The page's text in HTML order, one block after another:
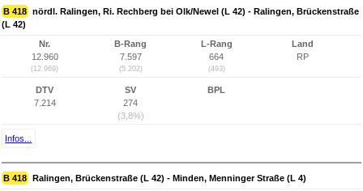
B 418 nördl. Ralingen, Ri. Rechberg bei Olk/Newel (L 42) - Ralingen, Brückenstraße
(L 42)
Nr.
12.960
(12.969)
B-Rang
7.597
(5.202)
L-Rang
664
(493)
Land
RP
DTV
7.214
SV
274
(3,8%)
BPL
Infos...
B 418 Ralingen, Brückenstraße (L 42) - Minden, Menninger Straße (L 4)